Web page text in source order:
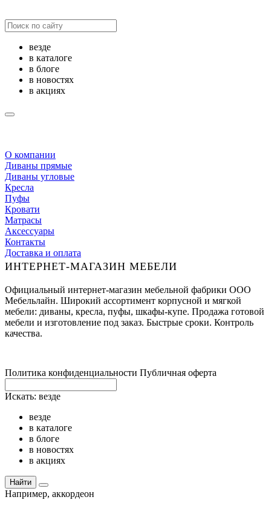
везде
в каталоге
в блоге
в новостях
в акциях
О компании
Диваны прямые
Диваны угловые
Кресла
Пуфы
Кровати
Матрасы
Аксессуары
Контакты
Доставка и оплата
ИНТЕРНЕТ-МАГАЗИН МЕБЕЛИ
Официальный интернет-магазин мебельной фабрики ООО
Мебельлайн. Широкий ассортимент корпусной и мягкой
мебели: диваны, кресла, пуфы, шкафы-купе. Продажа готовой
мебели и изготовление под заказ. Быстрые сроки. Контроль
качества.
Политика конфиденциальности Публичная оферта
Искать: везде
везде
в каталоге
в блоге
в новостях
в акциях
Найти
Например, аккордеон